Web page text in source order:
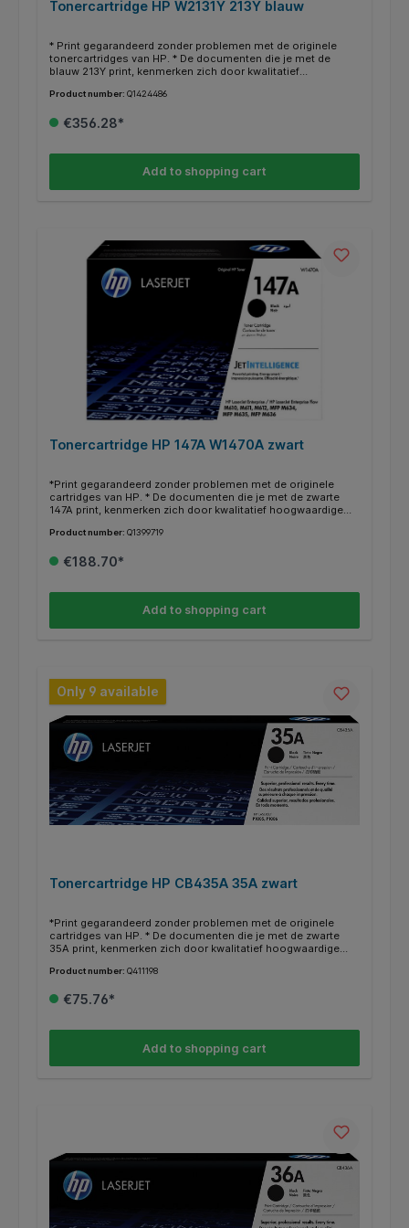
Tonercartridge HP W2131Y 213Y blauw
* Print gegarandeerd zonder problemen met de originele
tonercartridges van HP. * De documenten die je met de
blauw 213Y print, kenmerken zich door kwalitatief
pagina’s. * Weten of je de juiste cartridge hebt? Kijk dan bij de
staat.
Product number: Q1424486
€356.28*
Add to shopping cart
Tonercartridge HP 147A W1470A zwart
*Print gegarandeerd zonder problemen met de originele
cartridges van HP. * De documenten die je met de zwarte
147A print, kenmerken zich door kwalitatief hoogwaardige
de HP printers heb je vaak de mogelijkheid om in plaats van
voor nog meer en goedkoper printen. * Deze XL/HC cartridge
Product number: Q1399719
€188.70*
Add to shopping cart
Only 9 available
Tonercartridge HP CB435A 35A zwart
*Print gegarandeerd zonder problemen met de originele
cartridges van HP. * De documenten die je met de zwarte
35A print, kenmerken zich door kwalitatief hoogwaardige
de HP printers heb je vaak de mogelijkheid om in plaats van
voor nog meer en goedkoper printen. * Deze XL/HC cartridge
Product number: Q411198
€75.76*
Add to shopping cart